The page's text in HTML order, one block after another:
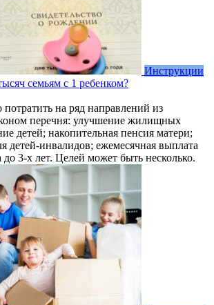
Инструкции
семьям с 1 ребенком?
на ряд направлений из
перечня: улучшение жилищных
детей; накопительная пенсия матери;
детей-инвалидов; ежемесячная выплата
до 3-х лет. Целей может быть несколько.